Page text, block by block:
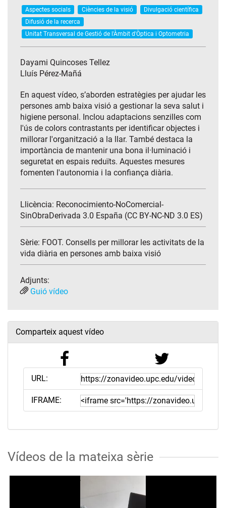
Aspectes socials Ciències de la visió
Divulgació científica
Difusió de la recerca
Unitat Transversal de Gestió de l'Àmbit d'Òptica i Optometria
Dayami Quincoses Tellez
Lluís Pérez-Mañá
En aquest vídeo, s’aborden estratègies per ajudar les
persones amb baixa visió a gestionar la seva salut i
higiene personal. Inclou adaptacions senzilles com
l'ús de colors contrastants per identificar objectes i
millorar l'organització a la llar. També destaca la
importància de mantenir una bona il·luminació i
seguretat en espais reduïts. Aquestes mesures
fomenten l'autonomia i la confiança diària.
Llicència: Reconocimiento-NoComercial-
SinObraDerivada 3.0 España (CC BY-NC-ND 3.0 ES)
Sèrie: FOOT. Consells per millorar les activitats de la
vida diària en persones amb baixa visió
Adjunts:
Guió vídeo
Comparteix aquest vídeo
URL:
IFRAME:
Vídeos de la mateixa sèrie